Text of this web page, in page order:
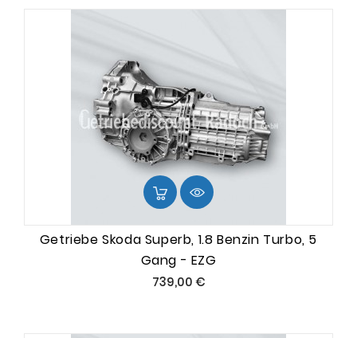
Getriebe Skoda Superb, 1.8 Benzin Turbo, 5
Gang - EZG
739,00 €Preis